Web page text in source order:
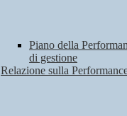
Piano della
di gestione
Relazione sulla